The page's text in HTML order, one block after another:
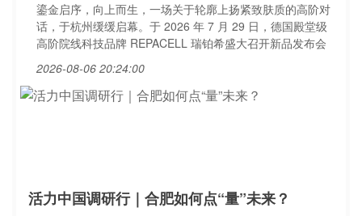
鎏金启序，向上而生，一场关于轮廓上扬紧致肤质的高阶对
话，于杭州缓缓启幕。于 2026 年 7 月 29 日，德国殿堂级
高阶院线科技品牌 REPACELL 瑞铂希盛大召开新品发布会
2026-08-06 20:24:00
活力中国调研行｜合肥如何点“量”未来？